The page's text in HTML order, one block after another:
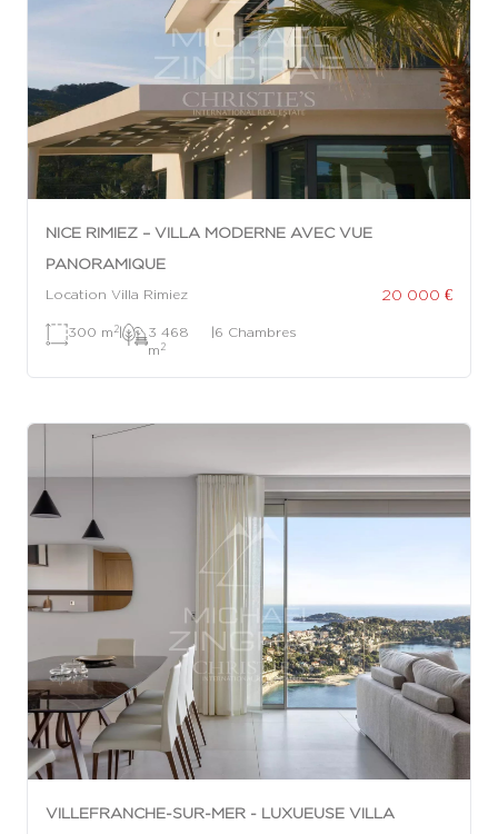
NICE RIMIEZ – VILLA MODERNE AVEC VUE
PANORAMIQUE
Location Villa Rimiez 20 000 €
300 m 2|
3 468
m 2
|6 Chambres
VILLEFRANCHE-SUR-MER - LUXUEUSE VILLA